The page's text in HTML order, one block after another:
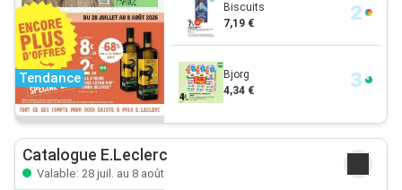
Tendance
Biscuits
7,19 €
Bjorg
4,34 €
Catalogue E.Leclerc
Valable: 28 juil. au 8 août